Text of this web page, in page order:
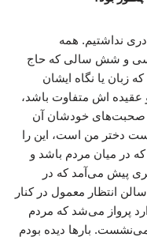
نداشتیم. همه
سی و شش سالی که حاج
زبان یا نگاه ایشان
اش متفاوت باشد،
صحبت‌های خودشان آن
دختر من است، این را
که در میان مردم باشد و
پیش می‌آمد که در
انتظار معمول در کنار
پرواز می‌شد که مردم
بارها دیده بودم